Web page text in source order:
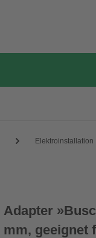
Elektroinstallation
Adapter
mm, geeignet